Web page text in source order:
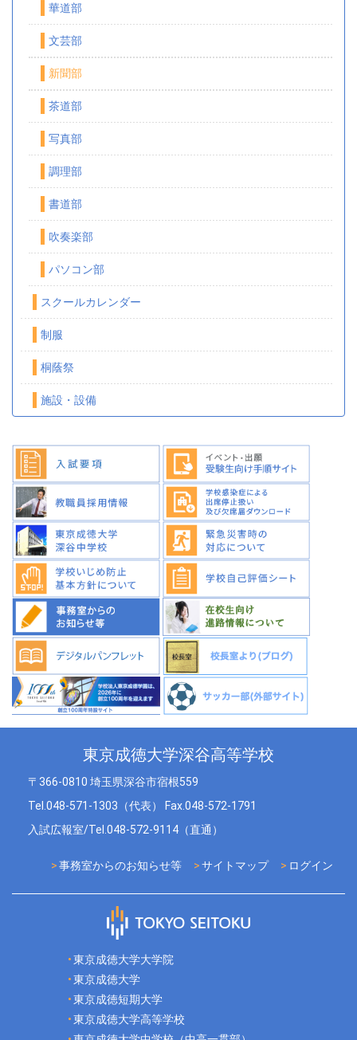
華道部
文芸部
新聞部
茶道部
写真部
調理部
書道部
吹奏楽部
パソコン部
スクールカレンダー
制服
桐蔭祭
施設・設備
東京成徳大学深谷高等学校
〒366-0810 埼玉県深谷市宿根559
Tel.048-571-1303（代表） Fax.048-572-1791
入試広報室/Tel.048-572-9114（直通）
ログイン
サイトマップ
事務室からのお知らせ等
東京成徳大学大学院
東京成徳大学
東京成徳短期大学
東京成徳大学高等学校